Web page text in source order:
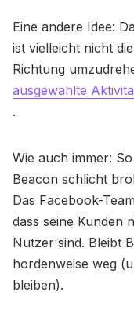
Eine andere Idee:
ist vielleicht nicht
Richtung
ausgewählte
.
Wie auch immer:
Beacon schlicht
Das Facebook-
dass seine Kunden
Nutzer sind. Bleibt
hordenweise weg
bleiben).